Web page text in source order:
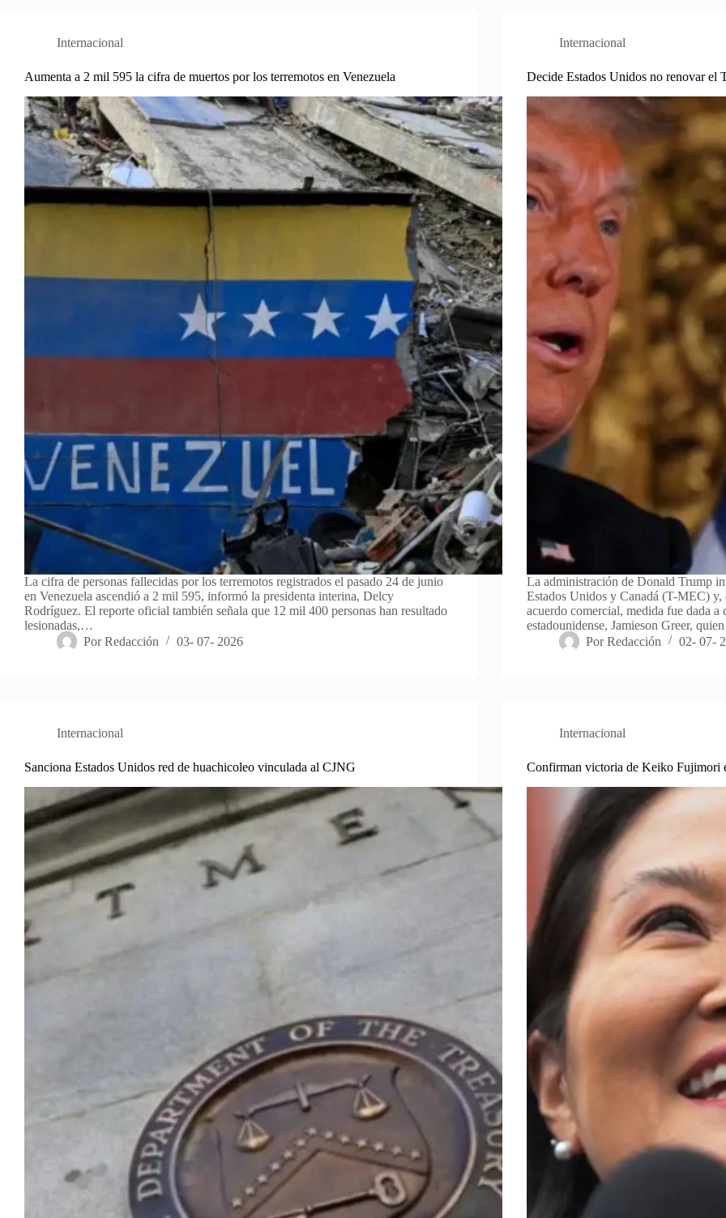
Internacional
Aumenta a 2 mil 595 la cifra de muertos por los terremotos en Venezuela
La cifra de personas fallecidas por los terremotos registrados el pasado 24 de junio
en Venezuela ascendió a 2 mil 595, informó la presidenta interina, Delcy
Rodríguez. El reporte oficial también señala que 12 mil 400 personas han resultado
lesionadas,…
Por Redacción 03- 07- 2026
Internacional
Decide Estados Unidos no renovar el
La administración de Donald Trump
Estados Unidos y Canadá (T-MEC) y,
acuerdo comercial, medida fue dada a
estadounidense, Jamieson Greer,
Por Redacción 02- 07-
Internacional
Sanciona Estados Unidos red de huachicoleo vinculada al CJNG
Internacional
Confirman victoria de Keiko Fujimori